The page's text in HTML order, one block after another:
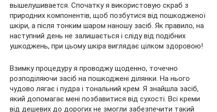
вышелушивается. Спочатку я використовую скраб з
природних компонентів, щоб позбутися від пошкодженої
шкіри, а після тонким шаром наношу засіб. Як правило, на
наступний день не залишається і сліду від подібних
ушкоджень, при цьому шкіра виглядає цілком здоровою!
Взимку процедуру я проводжу щоденно, точечно
розподіляючи засіб на пошкоджені ділянки. На нього
чудово лягає і пудра і тональний крем. Я знайшла засіб,
який допомагає мені позбавитися від сухості. Всі креми
від дешевих до дорогих не змогли забезпечити такий